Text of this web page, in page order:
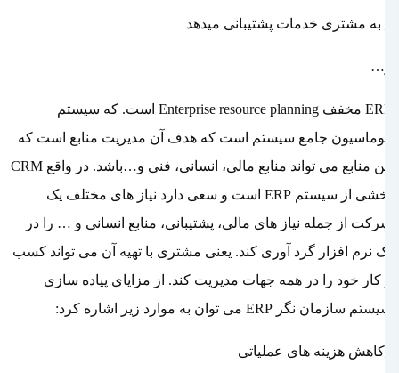
_ به مشتری خدمات پشتیبانی میدهد
و…
ERP مخفف Enterprise resource planning است. که سیستم
اتوماسیون جامع سیستم است که هدف آن مدیریت منابع است که
این منابع می تواند منابع مالی، انسانی، فنی و…باشد. در واقع CRM
بخشی از سیستم ERP است و سعی دارد نیاز های مختلف یک
شرکت از جمله نیاز های مالی، پشتیبانی، منابع انسانی و … را در
یک نرم افزار گرد آوری کند. یعنی مشتری با تهیه آن می تواند کسب
و کار خود را در همه جهات مدیریت کند. از مزایای پیاده سازی
سیستم سازمان نگر ERP می توان به موارد زیر اشاره کرد:
_کاهش هزینه های عملیاتی